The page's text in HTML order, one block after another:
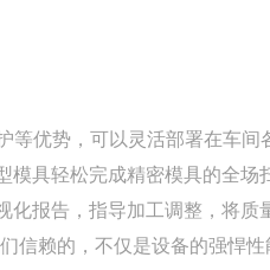
优势，可以灵活部署在车
模具轻松完成精密模具的全
报告，指导加工调整，将质
信赖的，不仅是设备的强悍